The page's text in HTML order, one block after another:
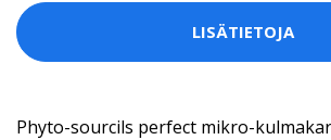
LISÄTIETOJA
Phyto-sourcils perfect mikro-